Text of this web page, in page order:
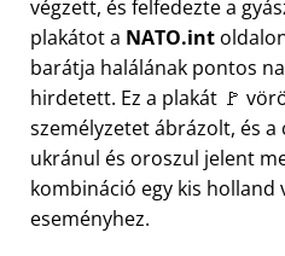
végzett, és felfedezte a
plakátot a NATO.int
barátja halálának pontos
hirdetett. Ez a plakát 🚩
személyzetet ábrázolt, és a
ukránul és oroszul jelent
kombináció egy kis
eseményhez.